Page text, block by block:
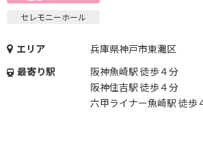
セレモニーホール
エリア
兵庫県神戸市東灘区
最寄り駅
阪神魚崎駅 徒歩４分
阪神住吉駅 徒歩４分
六甲ライナー魚崎駅 徒歩